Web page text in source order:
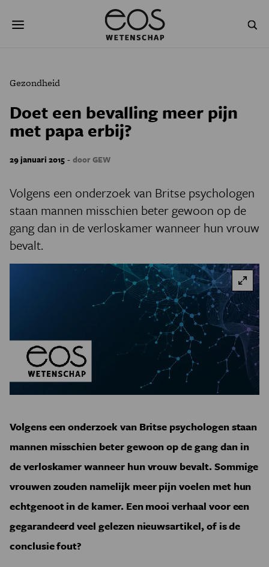
naar
NATUURWETENSCHAPPEN GESCHIEDENIS
PSYCHE & BREIN
AGENDA
JONGE UITDAGERS
Gezondheid
Doet een bevalling meer pijn
met papa erbij?
29 januari 2015 - door GEW
Volgens een onderzoek van Britse psychologen
staan mannen misschien beter gewoon op de
gang dan in de verloskamer wanneer hun vrouw
bevalt.
Volgens een onderzoek van Britse psychologen staan
mannen misschien beter gewoon op de gang dan in
de verloskamer wanneer hun vrouw bevalt. Sommige
vrouwen zouden namelijk meer pijn voelen met hun
echtgenoot in de kamer. Een mooi verhaal voor een
gegarandeerd veel gelezen nieuwsartikel, of is de
conclusie fout?